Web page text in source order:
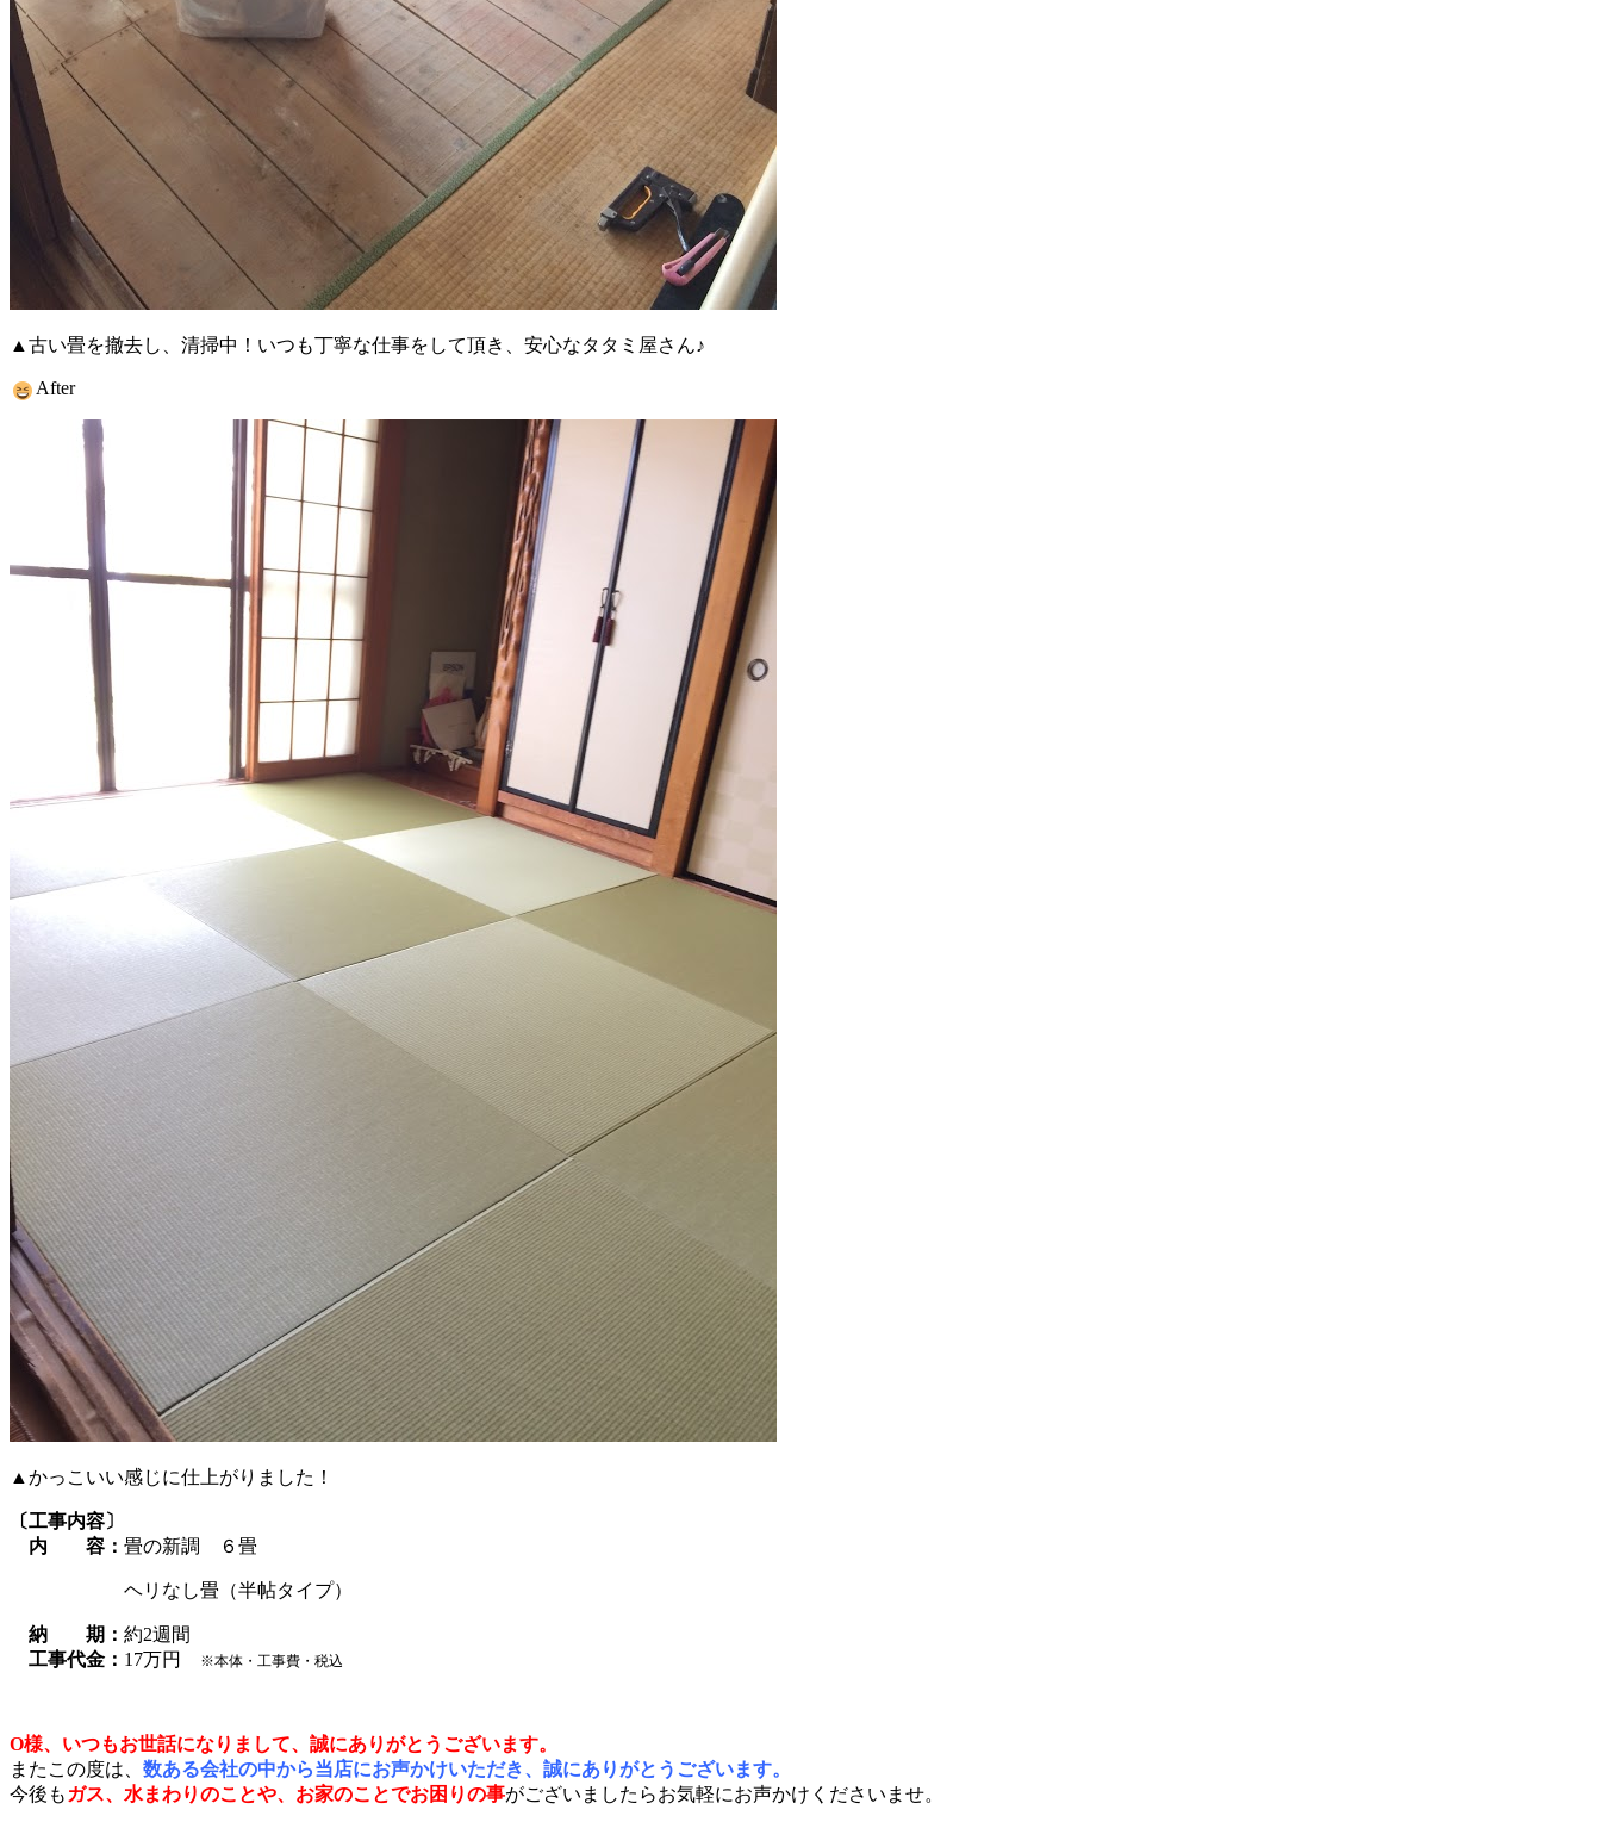
▲古い畳を撤去し、清掃中！いつも丁寧な仕事をして頂き、安心なタタミ屋さん♪
After
▲かっこいい感じに仕上がりました！
〔工事内容〕
内 容： 畳の新調 ６畳
ヘリなし畳（半帖タイプ）
納 期： 約2週間
工事代金： 17万円 ※本体・工事費・税込
O様、いつもお世話になりまして、誠にありがとうございます。
またこの度は、 数ある会社の中から当店にお声かけいただき、誠にありがとうございます。
今後も ガス、水まわりのことや、お家のことでお困りの事がございましたらお気軽にお声かけくださいませ。